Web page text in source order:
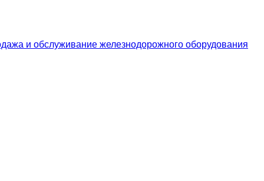
и обслуживание железнодорожного оборудования